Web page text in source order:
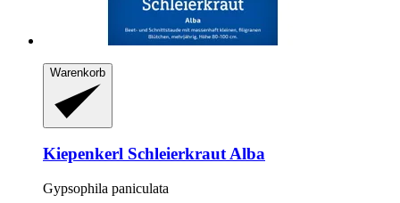
Warenkorb
Kiepenkerl Schleierkraut Alba
Gypsophila paniculata